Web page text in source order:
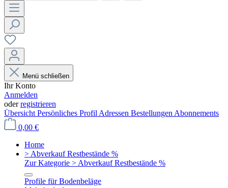
Menü schließen
Ihr Konto
Anmelden
oderregistrieren
Übersicht Persönliches Profil Adressen Bestellungen Abonnements
0,00 €
Home
> Abverkauf Restbestände %
Zur Kategorie > Abverkauf Restbestände %
Profile für Bodenbeläge